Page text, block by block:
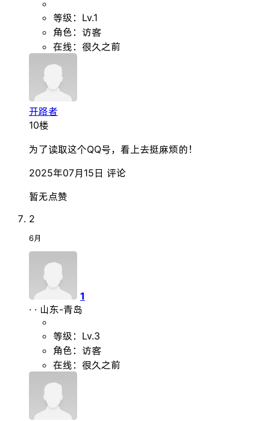
等级：Lv.1
角色：访客
在线：很久之前
开路者
10楼
为了读取这个QQ号，看上去挺麻烦的！
2025年07月15日 评论
暂无点赞
2
6月
1
· · 山东-青岛
等级：Lv.3
角色：访客
在线：很久之前